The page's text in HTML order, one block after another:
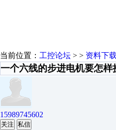
当前位置： 工控论坛 > > 资料下载
一个六线的步进电机要怎样
15989745602
关注 私信